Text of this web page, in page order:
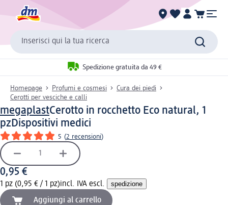
Inserisci qui la tua ricerca
Spedizione gratuita da 49 €
Homepage Profumi e cosmesi
Cura dei piedi
Cerotti per vesciche e calli
megaplastCerotto in rocchetto Eco natural, 1
pzDispositivi medici
5 (2 recensioni)
0,95 €
1 pz (0,95 € / 1 pz)incl. IVA escl. spedizione
Aggiungi al carrello